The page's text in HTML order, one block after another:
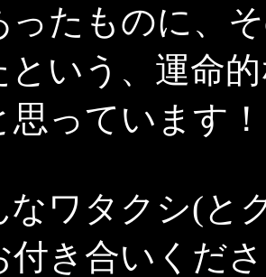
ったものに、
という、運命
っています！
タクシ(とク
付き合いくだ